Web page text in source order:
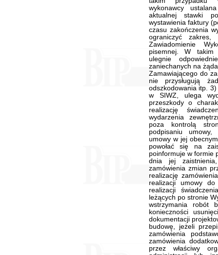
wykonawcy
aktualnej stawki
wystawienia faktury
czasu zakończenia
ograniczyć
Zawiadomienie
pisemnej. W takim
ulegnie
zaniechanych na
Zamawiającego do
nie przysługują
odszkodowania itp.
w SIWZ, ulega
przeszkody o
realizację
wydarzenia
poza kontrolą
podpisaniu
umowy w jej
powołać się na
poinformuje w formie
dnia jej
zamówienia zmian
realizację
realizacji umowy
realizacji
leżących po stronie
wstrzymania robót
konieczności
dokumentacji
budowę, jeżeli
zamówienia
zamówienia
przez właściwy